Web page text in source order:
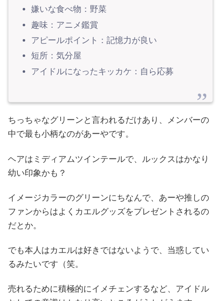
嫌いな食べ物：野菜
趣味：アニメ鑑賞
アピールポイント：記憶力が良い
短所：気分屋
アイドルになったキッカケ：自ら応募
ちっちゃなグリーンと言われるだけあり、メンバーの
中で最も小柄なのがあーやです。
ヘアはミディアムツインテールで、ルックスはかなり
幼い印象かも？
イメージカラーのグリーンにちなんで、あーや推しの
ファンからはよくカエルグッズをプレゼントされるの
だとか。
でも本人はカエルは好きではないようで、当惑してい
るみたいです（笑。
売れるために積極的にイメチェンするなど、アイドル